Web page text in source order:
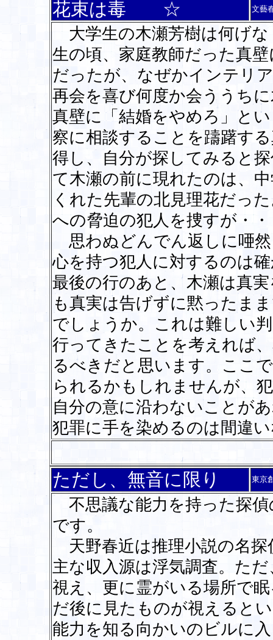
花束は毒 ☆ 文藝
大学生の木瀬芳樹は何げ
生の頃、家庭教師だった真
だったが、なぜかインテリ
再会を喜び何度か会ううち
真壁に「結婚をやめろ」と
察に相談することを躊躇す
得し、自分が探してみると
て木瀬の前に現れたのは、
くれた先輩の北見理花だっ
への脅迫の犯人を捜すが・
思わぬどんでん返しに唖
心を持つ犯人に対するのは
最後の行のあと、木瀬は真
も真実は告げずに黙ったま
でしょうか。これは難しい
行ってきたことを考えれば
るべきだと思います。ここ
られるかもしれませんが、
自分の意に沿わないことが
犯罪に手を染めるのは間違
ただし、無音に限り 東京
不思議な能力を持った探
です。
天野春近は推理小説の名探
主な収入源は浮気調査。た
視え、更に霊がいる場所で
だ後に見たものが視えると
能力を知る向かいのビルに